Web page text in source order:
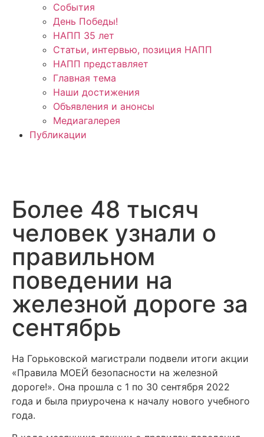
События
День Победы!
НАПП 35 лет
Статьи, интервью, позиция НАПП
НАПП представляет
Главная тема
Наши достижения
Объявления и анонсы
Медиагалерея
Публикации
Более 48 тысяч
человек узнали о
правильном
поведении на
железной дороге за
сентябрь
На Горьковской магистрали подвели итоги акции
«Правила МОЕЙ безопасности на железной
дороге!». Она прошла с 1 по 30 сентября 2022
года и была приурочена к началу нового учебного
года.